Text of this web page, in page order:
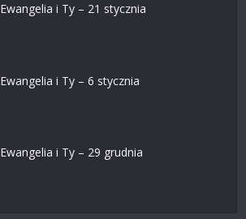
Ewangelia i Ty – 21 stycznia
Ewangelia i Ty – 6 stycznia
Ewangelia i Ty – 29 grudnia